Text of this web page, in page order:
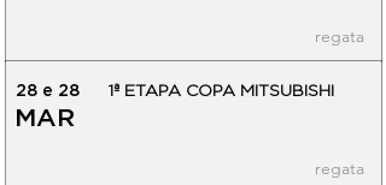
regata
28 e 28
MAR
1ª ETAPA COPA MITSUBISHI
regata